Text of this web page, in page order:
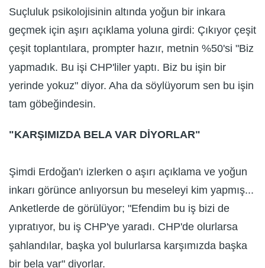
Suçluluk psikolojisinin altında yoğun bir inkara
geçmek için aşırı açıklama yoluna girdi: Çıkıyor çeşit
çeşit toplantılara, prompter hazır, metnin %50'si "Biz
yapmadık. Bu işi CHP'liler yaptı. Biz bu işin bir
yerinde yokuz" diyor. Aha da söylüyorum sen bu işin
tam göbeğindesin.
"KARŞIMIZDA BELA VAR DİYORLAR"
Şimdi Erdoğan'ı izlerken o aşırı açıklama ve yoğun
inkarı görünce anlıyorsun bu meseleyi kim yapmış...
Anketlerde de görülüyor; "Efendim bu iş bizi de
yıpratıyor, bu iş CHP'ye yaradı. CHP'de olurlarsa
şahlandılar, başka yol bulurlarsa karşımızda başka
bir bela var" diyorlar.